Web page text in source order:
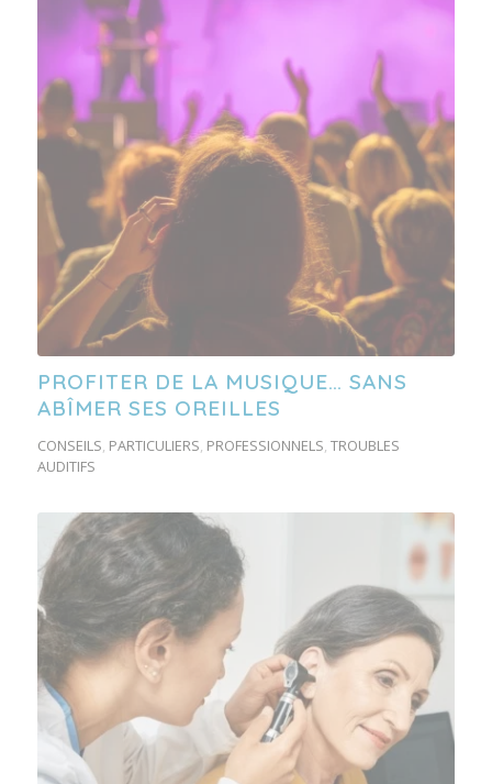
PROFITER DE LA MUSIQUE… SANS
ABÎMER SES OREILLES
CONSEILS, PARTICULIERS, PROFESSIONNELS, TROUBLES
AUDITIFS